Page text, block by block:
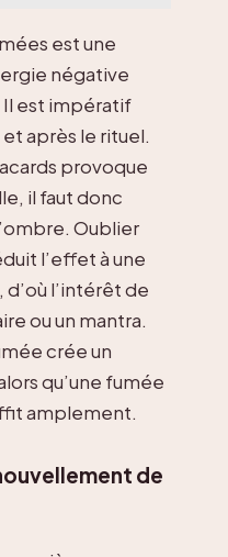
est une
négative
Il est impératif
après le rituel.
provoque
il faut donc
Oublier
l’effet à une
l’intérêt de
ou un mantra.
crée un
qu’une fumée
amplement.
de